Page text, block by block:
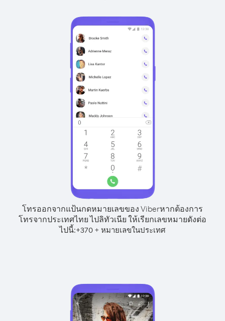
โทรออกจากแป้นกดหมายเลขของ Viberหากต้องการ
โทรจากประเทศไทย ไปลิทัวเนีย ให้เรียกเลขหมายดังต่อ
ไปนี้:+370 + หมายเลขในประเทศ